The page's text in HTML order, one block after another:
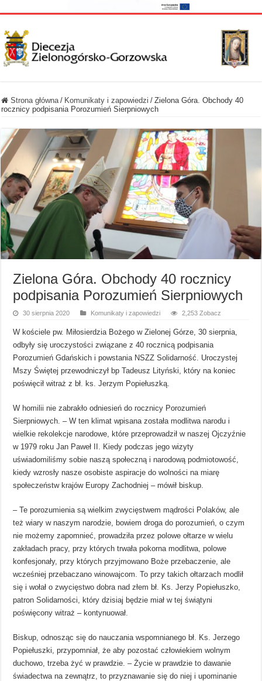
Strona główna / Komunikaty i zapowiedzi / Zielona Góra. Obchody 40
rocznicy podpisania Porozumień Sierpniowych
Zielona Góra. Obchody 40 rocznicy
podpisania Porozumień Sierpniowych
30 sierpnia 2020 Komunikaty i zapowiedzi 2,253 Zobacz
W kościele pw. Miłosierdzia Bożego w Zielonej Górze, 30 sierpnia,
odbyły się uroczystości związane z 40 rocznicą podpisania
Porozumień Gdańskich i powstania NSZZ Solidarność. Uroczystej
Mszy Świętej przewodniczył bp Tadeusz Lityński, który na koniec
poświęcił witraż z bł. ks. Jerzym Popiełuszką.
W homilii nie zabrakło odniesień do rocznicy Porozumień
Sierpniowych. – W ten klimat wpisana została modlitwa narodu i
wielkie rekolekcje narodowe, które przeprowadził w naszej Ojczyźnie
w 1979 roku Jan Paweł II. Kiedy podczas jego wizyty
uświadomiliśmy sobie naszą społeczną i narodową podmiotowość,
kiedy wzrosły nasze osobiste aspiracje do wolności na miarę
społeczeństw krajów Europy Zachodniej – mówił biskup.
– Te porozumienia są wielkim zwycięstwem mądrości Polaków, ale
też wiary w naszym narodzie, bowiem droga do porozumień, o czym
nie możemy zapomnieć, prowadziła przez polowe ołtarze w wielu
zakładach pracy, przy których trwała pokorna modlitwa, polowe
konfesjonały, przy których przyjmowano Boże przebaczenie, ale
wcześniej przebaczano winowajcom. To przy takich ołtarzach modlił
się i wołał o zwycięstwo dobra nad złem bł. Ks. Jerzy Popiełuszko,
patron Solidarności, który dzisiaj będzie miał w tej świątyni
poświęcony witraż – kontynuował.
Biskup, odnosząc się do nauczania wspomnianego bł. Ks. Jerzego
Popiełuszki, przypomniał, że aby pozostać człowiekiem wolnym
duchowo, trzeba żyć w prawdzie. – Życie w prawdzie to dawanie
świadectwa na zewnątrz, to przyznawanie się do niej i upominanie